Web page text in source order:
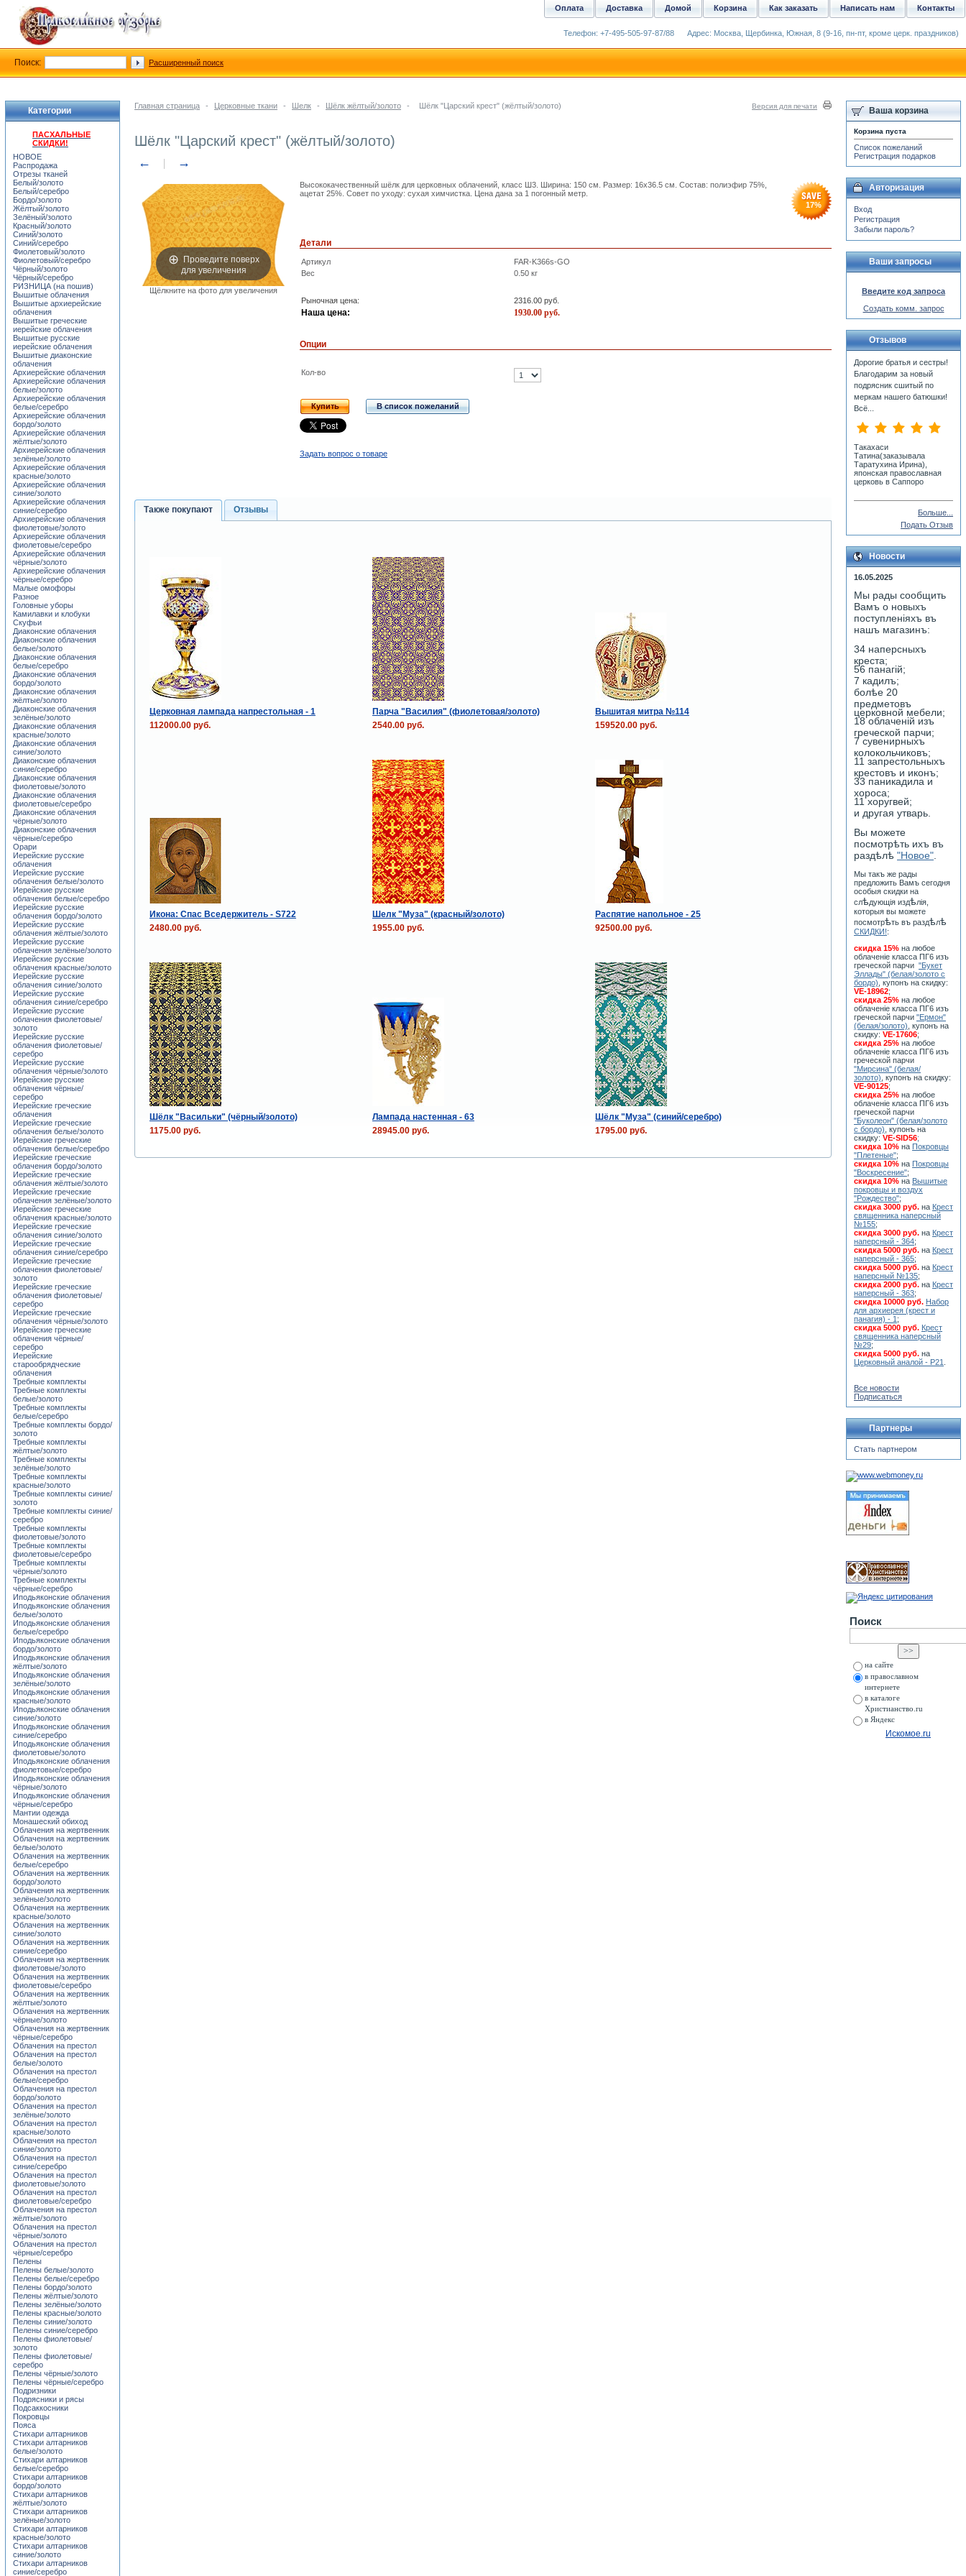
Главная страница - Церковные ткани - Шелк - Шёлк жёлтый/золото - Шёлк "Царский крест" (жёлтый/золото) Версия для печати
Шёлк "Царский крест" (жёлтый/золото)
← →
Проведите поверх
для увеличения
Щёлкните на фото для увеличения
Высококачественный шёлк для церковных облачений, класс Ш3. Ширина: 150 см. Размер: 16x36.5 см. Состав: полиэфир 75%,
ацетат 25%. Совет по уходу: сухая химчистка. Цена дана за 1 погонный метр.
17%
Детали
Артикул
FAR-K366s-GO
Вес
0.50 кг
Рыночная цена: 2316.00 руб.
Наша цена: 1930.00 руб.
Опции
Кол-во
Купить В список пожеланий
Задать вопрос о товаре
Также покупают Отзывы
Церковная лампада напрестольная - 1 Парча "Василия" (фиолетовая/золото)
Вышитая митра №114
112000.00 руб.
2540.00 руб. 159520.00 руб.
Икона: Спас Вседержитель - S722 Шелк "Муза" (красный/золото)
Распятие напольное - 25
2480.00 руб.
1955.00 руб. 92500.00 руб.
Шёлк "Васильки" (чёрный/золото) Лампада настенная - 63
Шёлк "Муза" (синий/серебро)
1175.00 руб.
28945.00 руб. 1795.00 руб.
Категории
ПАСХАЛЬНЫЕ
СКИДКИ!
НОВОЕ
Распродажа
Отрезы тканей
Белый/золото
Белый/серебро
Бордо/золото
Жёлтый/золото
Зелёный/золото
Красный/золото
Синий/золото
Синий/серебро
Фиолетовый/золото
Фиолетовый/серебро
Чёрный/золото
Чёрный/серебро
РИЗНИЦА (на пошив)
Вышитые облачения
Вышитые архиерейские
облачения
Вышитые греческие
иерейские облачения
Вышитые русские
иерейские облачения
Вышитые диаконские
облачения
Архиерейские облачения
Архиерейские облачения
белые/золото
Архиерейские облачения
белые/серебро
Архиерейские облачения
бордо/золото
Архиерейские облачения
жёлтые/золото
Архиерейские облачения
зелёные/золото
Архиерейские облачения
красные/золото
Архиерейские облачения
синие/золото
Архиерейские облачения
синие/серебро
Архиерейские облачения
фиолетовые/золото
Архиерейские облачения
фиолетовые/серебро
Архиерейские облачения
чёрные/золото
Архиерейские облачения
чёрные/серебро
Малые омофоры
Разное
Головные уборы
Камилавки и клобуки
Скуфьи
Диаконские облачения
Диаконские облачения
белые/золото
Диаконские облачения
белые/серебро
Диаконские облачения
бордо/золото
Диаконские облачения
жёлтые/золото
Диаконские облачения
зелёные/золото
Диаконские облачения
красные/золото
Диаконские облачения
синие/золото
Диаконские облачения
синие/серебро
Диаконские облачения
фиолетовые/золото
Диаконские облачения
фиолетовые/серебро
Диаконские облачения
чёрные/золото
Диаконские облачения
чёрные/серебро
Орари
Иерейские русские
облачения
Иерейские русские
облачения белые/золото
Иерейские русские
облачения белые/серебро
Иерейские русские
облачения бордо/золото
Иерейские русские
облачения жёлтые/золото
Иерейские русские
облачения зелёные/золото
Иерейские русские
облачения красные/золото
Иерейские русские
облачения синие/золото
Иерейские русские
облачения синие/серебро
Иерейские русские
облачения фиолетовые/
золото
Иерейские русские
облачения фиолетовые/
серебро
Иерейские русские
облачения чёрные/золото
Иерейские русские
облачения чёрные/
серебро
Иерейские греческие
облачения
Иерейские греческие
облачения белые/золото
Иерейские греческие
облачения белые/серебро
Иерейские греческие
облачения бордо/золото
Иерейские греческие
облачения жёлтые/золото
Иерейские греческие
облачения зелёные/золото
Иерейские греческие
облачения красные/золото
Иерейские греческие
облачения синие/золото
Иерейские греческие
облачения синие/серебро
Иерейские греческие
облачения фиолетовые/
золото
Иерейские греческие
облачения фиолетовые/
серебро
Иерейские греческие
облачения чёрные/золото
Иерейские греческие
облачения чёрные/
серебро
Иерейские
старообрядческие
облачения
Требные комплекты
Требные комплекты
белые/золото
Требные комплекты
белые/серебро
Требные комплекты бордо/
золото
Требные комплекты
жёлтые/золото
Требные комплекты
зелёные/золото
Требные комплекты
красные/золото
Требные комплекты синие/
золото
Требные комплекты синие/
серебро
Требные комплекты
фиолетовые/золото
Требные комплекты
фиолетовые/серебро
Требные комплекты
чёрные/золото
Требные комплекты
чёрные/серебро
Иподьяконские облачения
Иподьяконские облачения
белые/золото
Иподьяконские облачения
белые/серебро
Иподьяконские облачения
бордо/золото
Иподьяконские облачения
жёлтые/золото
Иподьяконские облачения
зелёные/золото
Иподьяконские облачения
красные/золото
Иподьяконские облачения
синие/золото
Иподьяконские облачения
синие/серебро
Иподьяконские облачения
фиолетовые/золото
Иподьяконские облачения
фиолетовые/серебро
Иподьяконские облачения
чёрные/золото
Иподьяконские облачения
чёрные/серебро
Мантии одежда
Монашеский обиход
Облачения на жертвенник
Облачения на жертвенник
белые/золото
Облачения на жертвенник
белые/серебро
Облачения на жертвенник
бордо/золото
Облачения на жертвенник
зелёные/золото
Облачения на жертвенник
красные/золото
Облачения на жертвенник
синие/золото
Облачения на жертвенник
синие/серебро
Облачения на жертвенник
фиолетовые/золото
Облачения на жертвенник
фиолетовые/серебро
Облачения на жертвенник
жёлтые/золото
Облачения на жертвенник
чёрные/золото
Облачения на жертвенник
чёрные/серебро
Облачения на престол
Облачения на престол
белые/золото
Облачения на престол
белые/серебро
Облачения на престол
бордо/золото
Облачения на престол
зелёные/золото
Облачения на престол
красные/золото
Облачения на престол
синие/золото
Облачения на престол
синие/серебро
Облачения на престол
фиолетовые/золото
Облачения на престол
фиолетовые/серебро
Облачения на престол
жёлтые/золото
Облачения на престол
чёрные/золото
Облачения на престол
чёрные/серебро
Пелены
Пелены белые/золото
Пелены белые/серебро
Пелены бордо/золото
Пелены жёлтые/золото
Пелены зелёные/золото
Пелены красные/золото
Пелены синие/золото
Пелены синие/серебро
Пелены фиолетовые/
золото
Пелены фиолетовые/
серебро
Пелены чёрные/золото
Пелены чёрные/серебро
Подризники
Подрясники и рясы
Подсаккосники
Покровцы
Пояса
Стихари алтарников
Стихари алтарников
белые/золото
Стихари алтарников
белые/серебро
Стихари алтарников
бордо/золото
Стихари алтарников
жёлтые/золото
Стихари алтарников
зелёные/золото
Стихари алтарников
красные/золото
Стихари алтарников
синие/золото
Стихари алтарников
синие/серебро
Ваша корзина
Корзина пуста
Список пожеланий
Регистрация подарков
Авторизация
Вход
Регистрация
Забыли пароль?
Ваши запросы
Введите код запроса
Создать комм. запрос
Отзывов
Дорогие братья и сестры!
Благодарим за новый
подрясник сшитый по
меркам нашего батюшки!
Всё...
Такахаси
Татина(заказывала
Таратухина Ирина),
японская православная
церковь в Саппоро
Больше...
Подать Отзыв
Новости
16.05.2025
Мы рады сообщить
Вамъ о новыхъ
поступленiяхъ въ
нашъ магазинъ:
34 наперсныхъ
креста;
56 панагiй;
7 кадилъ;
болѣе 20
предметовъ
церковной мебели;
18 облаченiй изъ
греческой парчи;
7 сувенирныхъ
колокольчиковъ;
11 запрестольныхъ
крестовъ и иконъ;
33 паникадила и
хороса;
11 хоругвей;
и другая утварь.
Вы можете
посмотрѣть ихъ въ
раздѣлѣ "Новое"
Мы такъ же рады
предложить Вамъ сегодня
особыя скидки на
слѣдующiя издѣлiя,
которыя вы можете
посмотрѣть въ раздѣлѣ
СКИДКИ!:
скидка 15% на любое
облаченiе класса ПГ6 изъ
греческой парчи "Букет
Эллады" (белая/золото с
бордо) , купонъ на скидку:
VE-18962;
скидка 25% на любое
облаченiе класса ПГ6 изъ
греческой парчи "Ермон"
(белая/золото) , купонъ на
скидку: VE-17606;
скидка 25% на любое
облаченiе класса ПГ6 изъ
греческой парчи
"Мирсина" (белая/
золото) , купонъ на скидку:
VE-90125;
скидка 25% на любое
облаченiе класса ПГ6 изъ
греческой парчи
"Буколеон" (белая/золото
с бордо) , купонъ на
скидку: VE-SID56;
скидка 10% на Покровцы
"Плетеные";
скидка 10% на Покровцы
"Воскресение";
скидка 10% на Вышитые
покровцы и воздух
"Рождество";
скидка 3000 руб. на Крест
священника наперсный
№155;
скидка 3000 руб. на Крест
наперсный - 364;
скидка 5000 руб. на Крест
наперсный - 365;
скидка 5000 руб. на Крест
наперсный №135;
скидка 2000 руб. на Крест
наперсный - 363;
скидка 10000 руб. Набор
для архиерея (крест и
панагия) - 1 ;
скидка 5000 руб. Крест
священника наперсный
№29;
скидка 5000 руб. на
Церковный аналой - Р21
Все новости
Подписаться
Партнеры
Стать партнером
Поиск
на сайте
в православном
интернете
в каталоге
Христианство.ru
в Яндекс
Искомое.ru
Контакты
Написать нам
Как заказать
Корзина
Домой
Доставка
Оплата
Телефон: +7-495-505-97-87/88 Адрес: Москва, Щербинка, Южная, 8 (9-16, пн-пт, кроме церк. праздников)
Поиск: Расширенный поиск